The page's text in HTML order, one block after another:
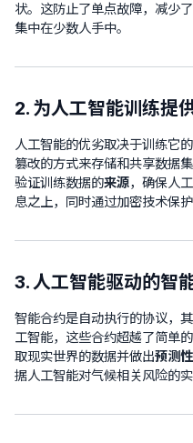
状。这防止了单点故障，减少
集中在少数人手中。
2. 为人工智能训练提
人工智能的优劣取决于训练它
篡改的方式来存储和共享数据
验证训练数据的来源，确保人
息之上，同时通过加密技术保
3. 人工智能驱动的智
智能合约是自动执行的协议，
工智能，这些合约超越了简单
取现实世界的数据并做出预测
据人工智能对气候相关风险的